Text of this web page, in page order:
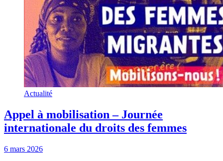
Actualité
Appel à mobilisation – Journée
internationale du droits des femmes
6 mars 2026